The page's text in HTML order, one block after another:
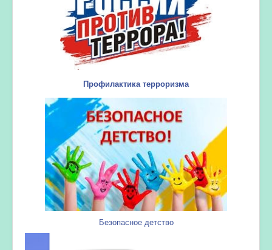
Профилактика терроризма
Безопасное детство